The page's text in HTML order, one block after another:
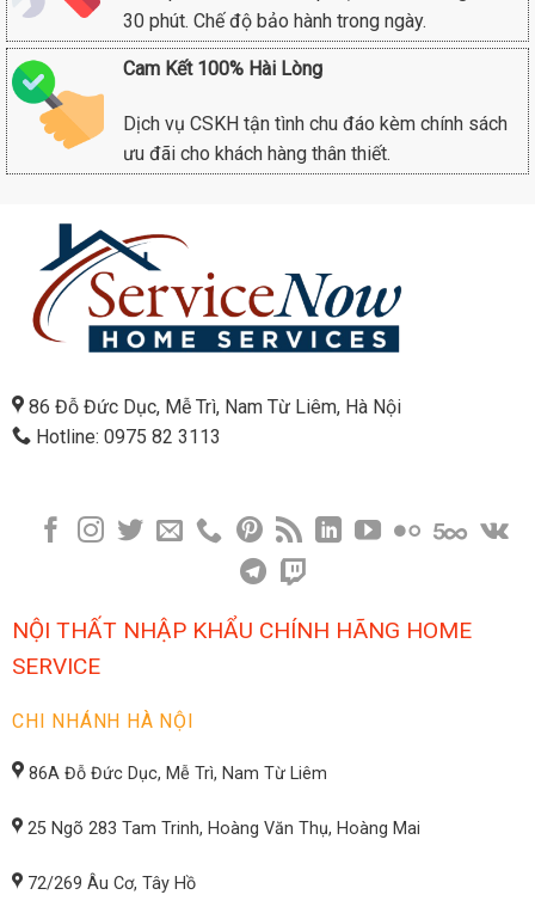
30 phút. Chế độ bảo hành trong ngày.
Cam Kết 100% Hài Lòng
Dịch vụ CSKH tận tình chu đáo kèm chính sách
ưu đãi cho khách hàng thân thiết.
86 Đỗ Đức Dục, Mễ Trì, Nam Từ Liêm, Hà Nội
Hotline: 0975 82 3113
NỘI THẤT NHẬP KHẨU CHÍNH HÃNG HOME
SERVICE
CHI NHÁNH HÀ NỘI
86A Đỗ Đức Dục, Mễ Trì, Nam Từ Liêm
25 Ngõ 283 Tam Trinh, Hoàng Văn Thụ, Hoàng Mai
72/269 Âu Cơ, Tây Hồ